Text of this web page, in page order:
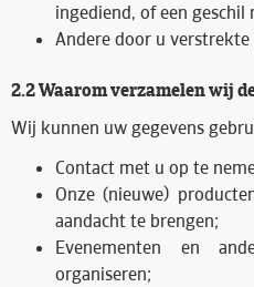
ingediend, of een geschil
Andere door u verstrekte
2.2 Waarom verzamelen wij
Wij kunnen uw gegevens
Contact met u op te
Onze (nieuwe)
aandacht te brengen;
Evenementen en
organiseren;